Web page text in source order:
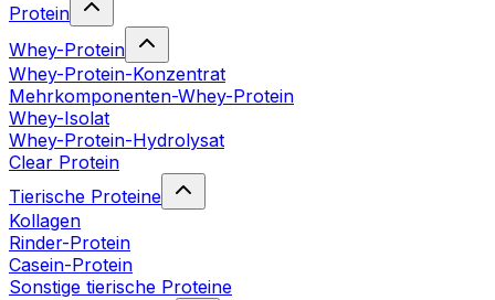
Protein
Whey-Protein
Whey-Protein-Konzentrat
Mehrkomponenten-Whey-Protein
Whey-Isolat
Whey-Protein-Hydrolysat
Clear Protein
Tierische Proteine
Kollagen
Rinder-Protein
Casein-Protein
Sonstige tierische Proteine